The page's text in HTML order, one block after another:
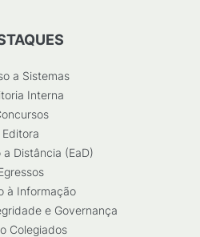
a Sistemas
Interna
Editora
a Distância (EaD)
à Informação
e Governança
Colegiados